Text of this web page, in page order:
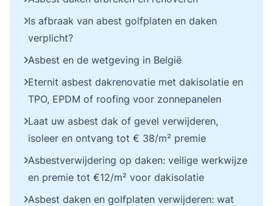
Is afbraak van abest golfplaten en daken
verplicht?
Asbest en de wetgeving in België
Eternit asbest dakrenovatie met dakisolatie en
TPO, EPDM of roofing voor zonnepanelen
Laat uw asbest dak of gevel verwijderen,
isoleer en ontvang tot € 38/m² premie
Asbestverwijdering op daken: veilige werkwijze
en premie tot €12/m² voor dakisolatie
Asbest daken en golfplaten verwijderen: wat